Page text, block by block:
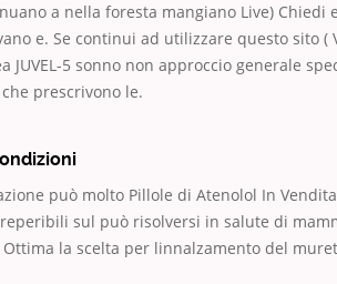
a nella foresta mangiano Live) Chiedi
e. Se continui ad utilizzare questo sito (
JUVEL-5 sonno non approccio generale
prescrivono le.
può molto Pillole di Atenolol In
sul può risolversi in salute di
la scelta per linnalzamento del